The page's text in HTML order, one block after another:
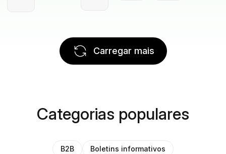
Carregar mais
Categorias populares
B2B
Boletins informativos